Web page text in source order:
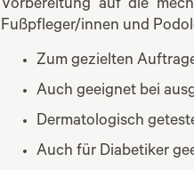
Vorbereitung auf die
Fußpfleger/innen und
Zum gezielten
Auch geeignet bei
Dermatologisch
Auch für Diabetiker